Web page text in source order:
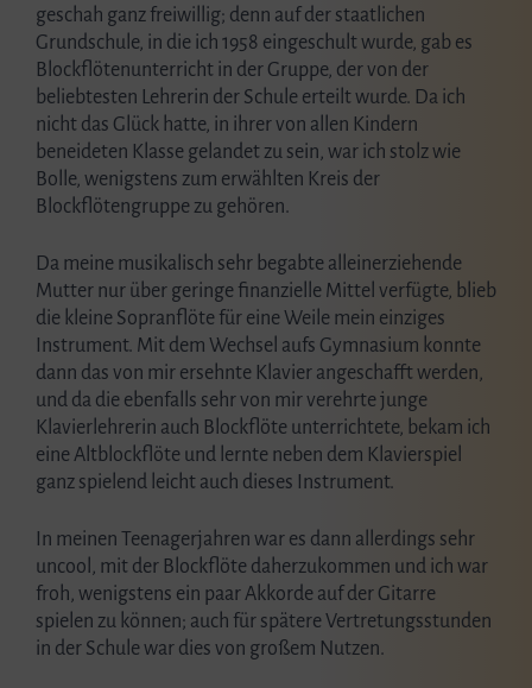
geschah ganz freiwillig; denn auf der staatlichen
Grundschule, in die ich 1958 eingeschult wurde, gab es
Blockflötenunterricht in der Gruppe, der von der
beliebtesten Lehrerin der Schule erteilt wurde. Da ich
nicht das Glück hatte, in ihrer von allen Kindern
beneideten Klasse gelandet zu sein, war ich stolz wie
Bolle, wenigstens zum erwählten Kreis der
Blockflötengruppe zu gehören.
Da meine musikalisch sehr begabte alleinerziehende
Mutter nur über geringe finanzielle Mittel verfügte, blieb
die kleine Sopranflöte für eine Weile mein einziges
Instrument. Mit dem Wechsel aufs Gymnasium konnte
dann das von mir ersehnte Klavier angeschafft werden,
und da die ebenfalls sehr von mir verehrte junge
Klavierlehrerin auch Blockflöte unterrichtete, bekam ich
eine Altblockflöte und lernte neben dem Klavierspiel
ganz spielend leicht auch dieses Instrument.
In meinen Teenagerjahren war es dann allerdings sehr
uncool, mit der Blockflöte daherzukommen und ich war
froh, wenigstens ein paar Akkorde auf der Gitarre
spielen zu können; auch für spätere Vertretungsstunden
in der Schule war dies von großem Nutzen.